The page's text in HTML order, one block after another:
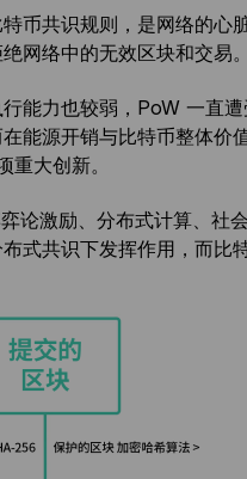
币共识规则，是网络的
网络中的无效区块和交易。
能力也较弱，PoW 一直
能源开销与比特币整体价
大创新。
论激励、分布式计算、社
式共识下发挥作用，而比